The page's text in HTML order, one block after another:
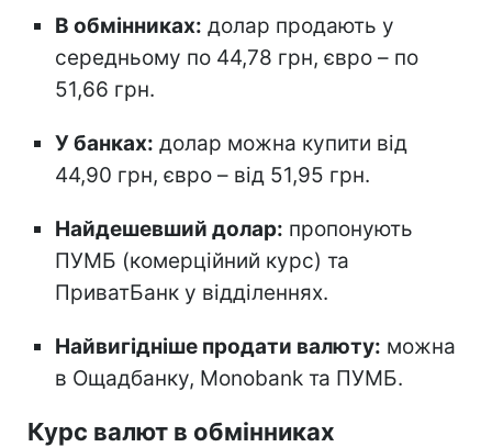
В обмінниках: долар продають у
середньому по 44,78 грн, євро – по
51,66 грн.
У банках: долар можна купити від
44,90 грн, євро – від 51,95 грн.
Найдешевший долар: пропонують
ПУМБ (комерційний курс) та
ПриватБанк у відділеннях.
Найвигідніше продати валюту: можна
в Ощадбанку, Monobank та ПУМБ.
Курс валют в обмінниках